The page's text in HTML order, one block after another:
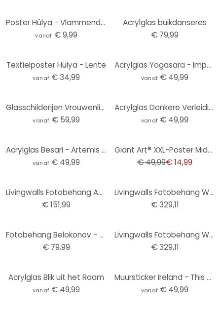
Poster Hülya - Vlammend Haar
vanaf € 9,99
Acrylglas buikdanseres
€ 79,99
Textielposter Hülya - Lente
vanaf € 34,99
Acrylglas Yogasara - Imperious Lady
vanaf € 49,99
Glasschilderijen Vrouwenlichaam 1
vanaf € 59,99
Acrylglas Donkere Verleiding
vanaf € 49,99
Acrylglas Besari - Artemis Daughter of Zeus
vanaf € 49,99
Giant Art® XXL-Poster Midnight Rose - 115x175 cm
€ 49,99€ 14,99
Livingwalls Fotobehang ARTist Lady
€ 151,99
Livingwalls Fotobehang Walls by Patel 2 akari 1
€ 329,11
Fotobehang Belokonov - Striped Beauty
€ 79,99
Livingwalls Fotobehang Walls by Patel 2 himari 1
€ 329,11
Acrylglas Blik uit het Raam
vanaf € 49,99
Muursticker Ireland - This City
vanaf € 49,99